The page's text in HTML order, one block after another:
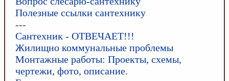
Полезные ссылки сантехнику
---
Сантехник - ОТВЕЧАЕТ!!!
Жилищно коммунальные проблемы
Монтажные работы: Проекты, схемы,
чертежи, фото, описание.